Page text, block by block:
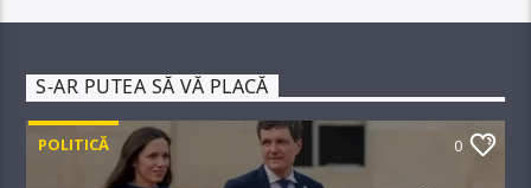
S-AR PUTEA SĂ VĂ PLACĂ
POLITICĂ 0